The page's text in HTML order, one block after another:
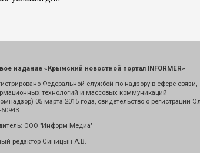
издание «Крымский новостной портал INFORMER»
Федеральной службой по надзору в сфере связи,
технологий и массовых коммуникаций
05 марта 2015 года, свидетельство о регистрации
ООО "Информ Медиа"
редактор Синицын А.В.